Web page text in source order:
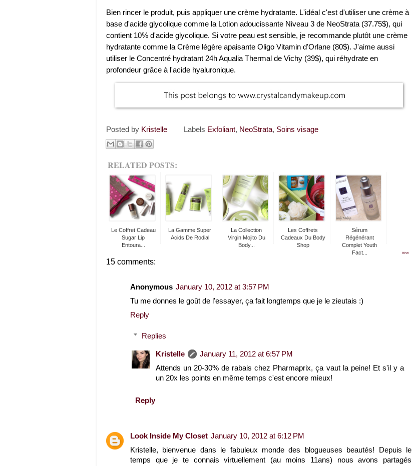
Bien rincer le produit, puis appliquer une crème hydratante. L'idéal c'est d'utiliser une crème à
base d'acide glycolique comme la Lotion adoucissante Niveau 3 de NeoStrata (37.75$), qui
contient 10% d'acide glycolique. Si votre peau est sensible, je recommande plutôt une crème
hydratante comme la Crème légère apaisante Oligo Vitamin d'Orlane (80$). J'aime aussi
utiliser le Concentré hydratant 24h Aqualia Thermal de Vichy (39$), qui réhydrate en
profondeur grâce à l'acide hyaluronique.
Posted by Kristelle Labels Exfoliant, NeoStrata, Soins visage
RELATED POSTS:
Le Coffret Cadeau
Sugar Lip
Entoura...
La Gamme Super
Acids De Rodial
La Collection
Virgin Mojito Du
Body...
Les Coffrets
Cadeaux Du Body
Shop
Sérum
Régénérant
Complet Youth
Fact...
RPW
15 comments:
Anonymous January 10, 2012 at 3:57 PM
Tu me donnes le goût de l'essayer, ça fait longtemps que je le zieutais :)
Reply
Replies
Kristelle
January 11, 2012 at 6:57 PM
Attends un 20-30% de rabais chez Pharmaprix, ça vaut la peine! Et s'il y a
un 20x les points en même temps c'est encore mieux!
Reply
Look Inside My Closet January 10, 2012 at 6:12 PM
Kristelle, bienvenue dans le fabuleux monde des blogueuses beautés! Depuis le
temps que je te connais virtuellement (au moins 11ans) nous avons partagés